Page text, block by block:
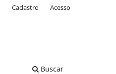
Buscar
Cadastro Acesso